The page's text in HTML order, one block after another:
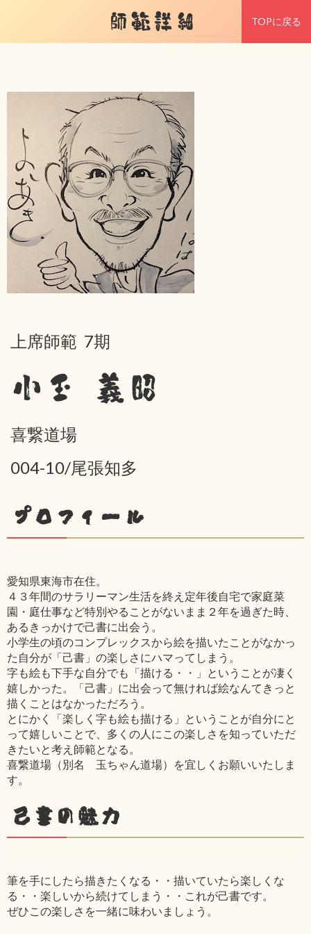
師範詳細 TOPに戻る
上席師範 7期
小玉 義昭
喜繋道場
004-10/尾張知多
プロフィール
愛知県東海市在住。
４３年間のサラリーマン生活を終え定年後自宅で家庭菜
園・庭仕事など特別やることがないまま２年を過ぎた時、
あるきっかけで己書に出会う。
小学生の頃のコンプレックスから絵を描いたことがなかっ
た自分が「己書」の楽しさにハマってしまう。
字も絵も下手な自分でも「描ける・・」ということが凄く
嬉しかった。「己書」に出会って無ければ絵なんてきっと
描くことはなかっただろう。
とにかく「楽しく字も絵も描ける」ということが自分にと
って嬉しいことで、多くの人にこの楽しさを知っていただ
きたいと考え師範となる。
喜繋道場（別名 玉ちゃん道場）を宜しくお願いいたしま
す。
己書の魅力
筆を手にしたら描きたくなる・・描いていたら楽しくな
る・・楽しいから続けてしまう・・これが己書です。
ぜひこの楽しさを一緒に味わいましょう。